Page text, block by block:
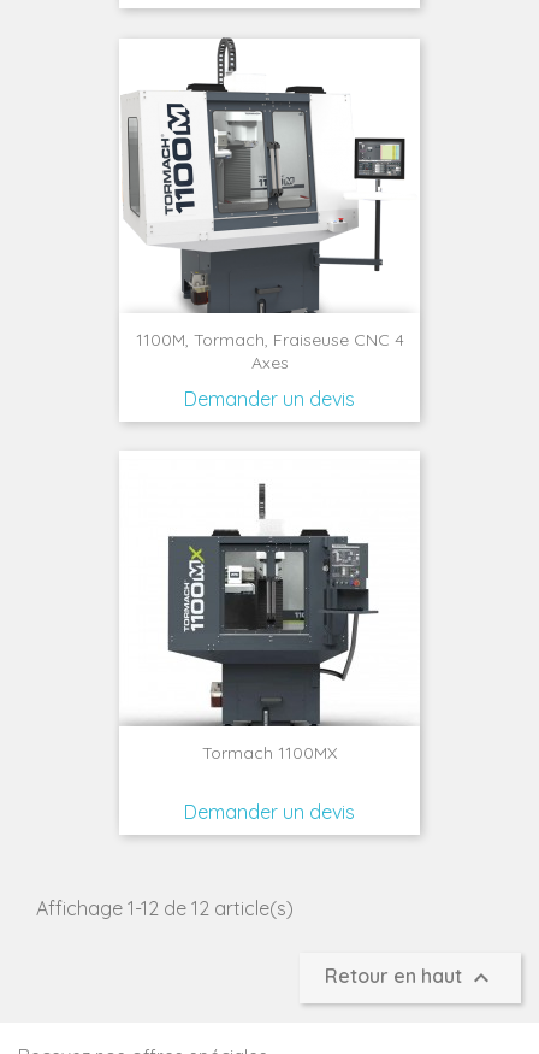
1100M, Tormach, Fraiseuse CNC 4
Axes
Demander un devis
Tormach 1100MX
Demander un devis
Affichage 1-12 de 12 article(s)
Retour en haut 